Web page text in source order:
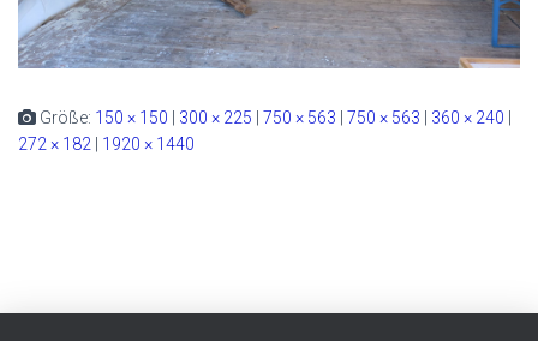
Größe: 150 × 150 | 300 × 225 | 750 × 563 | 750 × 563 | 360 × 240 |
272 × 182 | 1920 × 1440